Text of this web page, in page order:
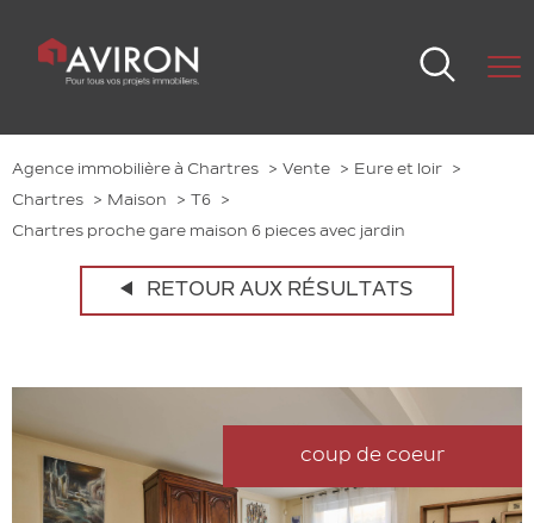
Agence immobilière à Chartres Vente
Eure et loir
Chartres
Maison
T6
Chartres proche gare maison 6 pieces avec jardin
RETOUR AUX RÉSULTATS
coup de coeur